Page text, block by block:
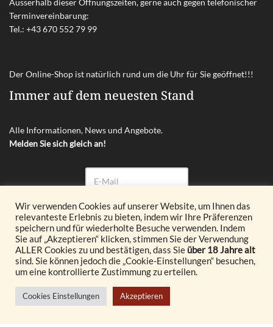
Terminvereinbarung:
Tel.: +43 670 552 79 99
Der Online-Shop ist natürlich rund um die Uhr für Sie geöffnet!!!
Immer auf dem neuesten Stand
Alle Informationen, News und Angebote.
Melden Sie sich gleich an!
Abonnieren
© 2026 Glöckl OG. All Rights Reserved.
Realisiert durch
Wir verwenden Cookies auf unserer Website, um Ihnen das
relevanteste Erlebnis zu bieten, indem wir Ihre Präferenzen
speichern und für wiederholte Besuche verwenden. Indem
Sie auf „Akzeptieren“ klicken, stimmen Sie der Verwendung
ALLER Cookies zu und bestätigen, dass Sie über 18 Jahre alt
sind. Sie können jedoch die „Cookie-Einstellungen“ besuchen,
um eine kontrollierte Zustimmung zu erteilen.
Cookies Einstellungen Akzeptieren